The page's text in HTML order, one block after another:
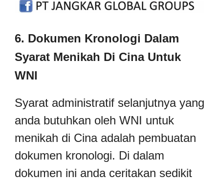
6. Dokumen Kronologi Dalam
Syarat Menikah Di Cina Untuk
WNI
Syarat administratif selanjutnya yang
anda butuhkan oleh WNI untuk
menikah di Cina adalah pembuatan
dokumen kronologi. Di dalam
dokumen ini anda ceritakan sedikit